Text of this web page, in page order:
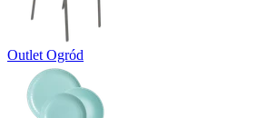
Outlet Ogród